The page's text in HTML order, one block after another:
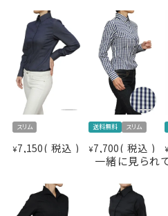
白シャツと同じくらい使い勝手
動きやすいストレッチ素材で軽や
シンプルな黒シャツは、女性らし
シュにもできる、ボトムスのカラ
す。
XS-5号・S-7号・M-9号・L-11号
4L-17号・全７サイズにてご用意
スポット商品につき再入荷はござ
仕様表
素材
綿95％
ポリウレタン5%
ストレッチ
イージーケア
素材名
ブロード
衿型
ボタンダウン
前立て
表前立て
ポケット
スリム
¥7,150 税込
送料無料 スリム
¥7,700 税込 ¥
一緒に見られ